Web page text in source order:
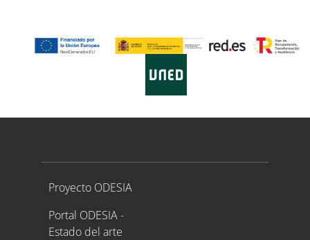
Proyecto ODESIA
Proyecto ODESIA
Portal ODESIA -
Estado del arte